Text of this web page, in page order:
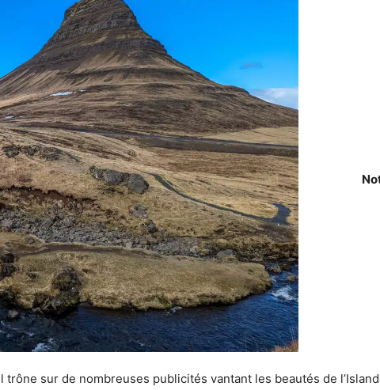
sur de nombreuses publicités vantant les beautés de